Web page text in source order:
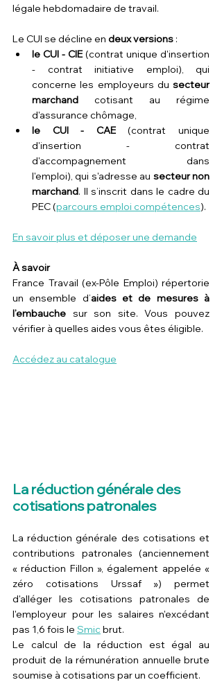
légale hebdomadaire de travail.
Le CUI se décline en deux versions :
le CUI - CIE (contrat unique d'insertion
- contrat initiative emploi), qui
concerne les employeurs du secteur
marchand cotisant au régime
d'assurance chômage,
le CUI - CAE (contrat unique
d'insertion - contrat
d'accompagnement dans
l'emploi), qui s'adresse au secteur non
marchand. Il s’inscrit dans le cadre du
PEC (parcours emploi compétences).
En savoir plus et déposer une demande
À savoir
France Travail (ex-Pôle Emploi) répertorie
un ensemble d’aides et de mesures à
l’embauche sur son site. Vous pouvez
vérifier à quelles aides vous êtes éligible.
Accédez au catalogue
La réduction générale des
cotisations patronales
La réduction générale des cotisations et
contributions patronales (anciennement
« réduction Fillon », également appelée «
zéro cotisations Urssaf ») permet
d'alléger les cotisations patronales de
l'employeur pour les salaires n'excédant
pas 1,6 fois le Smic brut.
Le calcul de la réduction est égal au
produit de la rémunération annuelle brute
soumise à cotisations par un coefficient.